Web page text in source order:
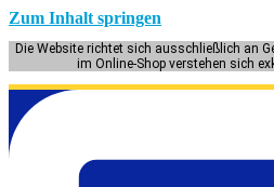
Zum Inhalt springen
Die Website richtet sich ausschließlich an
im Online-Shop verstehen sich